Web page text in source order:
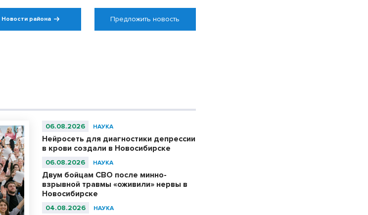
Новости района Предложить новость
06.08.2026 НАУКА
Нейросеть для диагностики депрессии
в крови создали в Новосибирске
06.08.2026 НАУКА
Двум бойцам СВО после минно-
взрывной травмы «оживили» нервы в
Новосибирске
04.08.2026 НАУКА